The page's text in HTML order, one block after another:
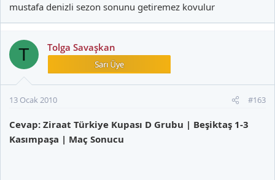
mustafa denizli sezon sonunu getiremez kovulur
T Tolga Savaşkan
13 Ocak 2010 #163
Cevap: Ziraat Türkiye Kupası D Grubu | Beşiktaş 1-3
Kasımpaşa | Maç Sonucu